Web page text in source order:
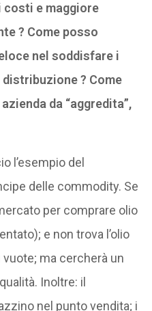
costi e maggiore
? Come posso
nel soddisfare i
? Come
da “aggredita”,
l’esempio del
delle commodity. Se
per comprare olio
e non trova l’olio
ma cercherà un
Inoltre: il
nel punto vendita; i